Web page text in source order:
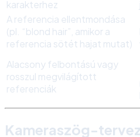
karakterhez
A referencia ellentmondása
(pl. “blond hair”, amikor a
referencia sötét hajat mutat)
Alacsony felbontású vagy
rosszul megvilágított
referenciák
Kameraszög-